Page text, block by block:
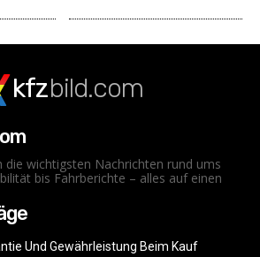
kfzbild.com
die wichtigsten Nachrichten rund ums
bis Fahrberichte – alles auf einen
Und Gewährleistung Beim Kauf